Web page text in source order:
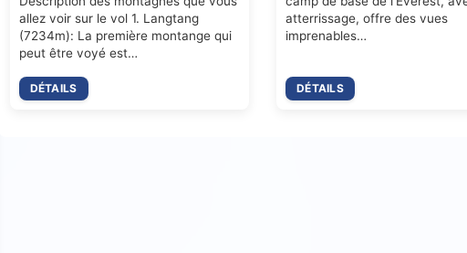
allez voir sur le vol 1. Langtang
(7234m): La première montange qui
peut être voyé est…
DÉTAILS
atterrissage, offre des vues
imprenables…
DÉTAILS